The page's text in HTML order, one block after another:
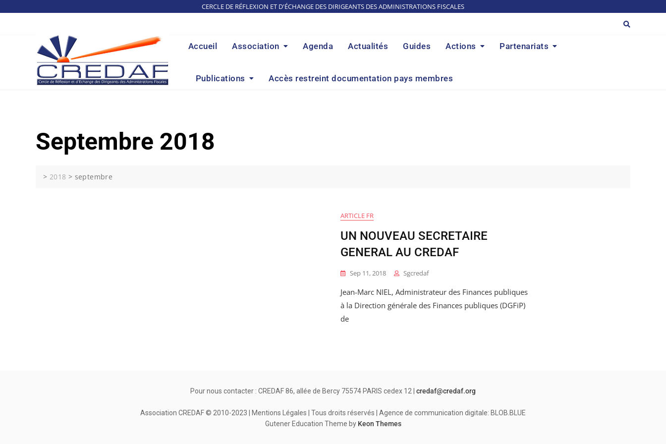
CERCLE DE RÉFLEXION ET D'ÉCHANGE DES DIRIGEANTS DES ADMINISTRATIONS FISCALES
Accueil Association Agenda Actualités Guides Actions Partenariats
Publications Accès restreint documentation pays membres
Septembre 2018
> 2018 > septembre
ARTICLE FR
UN NOUVEAU SECRETAIRE
GENERAL AU CREDAF
Sep 11, 2018 Sgcredaf
Jean-Marc NIEL, Administrateur des Finances publiques
à la Direction générale des Finances publiques (DGFiP)
de
Pour nous contacter : CREDAF 86, allée de Bercy 75574 PARIS cedex 12 | credaf@credaf.org
Association CREDAF © 2010-2023 | Mentions Légales | Tous droits réservés | Agence de communication digitale: BLOB.BLUE
Gutener Education Theme by Keon Themes